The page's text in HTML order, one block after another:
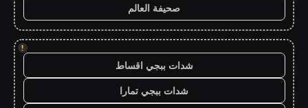
صحيفة العالم
!
شدات ببجي اقساط
شدات ببجي تمارا